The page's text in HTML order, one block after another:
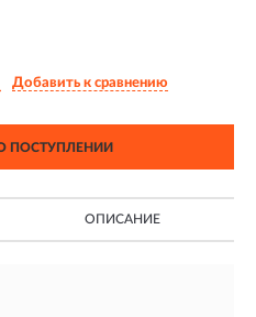
Добавить к сравнению
ПОСТУПЛЕНИИ
ОПИСАНИЕ